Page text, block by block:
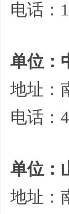
电话：
单位：
地址：
电话：
单位：
地址：